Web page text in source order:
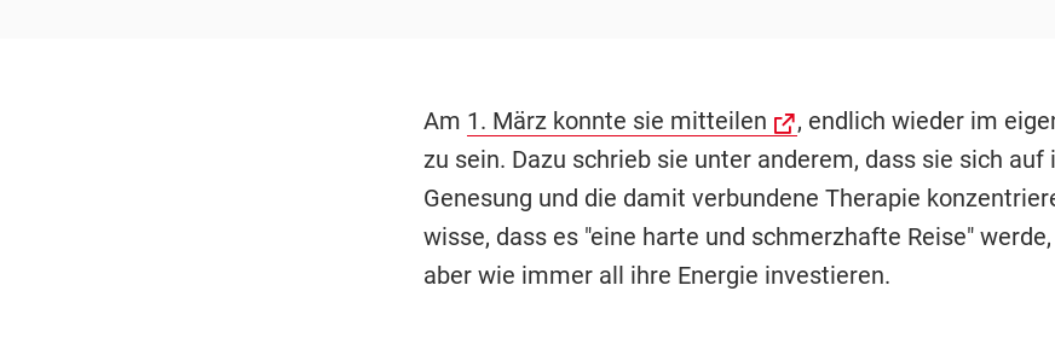
Am 1. März konnte sie mitteilen
, endlich wieder im
zu sein. Dazu schrieb sie unter anderem, dass sie sich auf
Genesung und die damit verbundene Therapie
wisse, dass es "eine harte und schmerzhafte Reise"
aber wie immer all ihre Energie investieren.